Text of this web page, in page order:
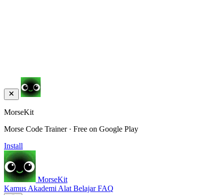
MorseKit
Morse Code Trainer · Free on Google Play
Install
MorseKit
Kamus Akademi Alat BelajarFAQ